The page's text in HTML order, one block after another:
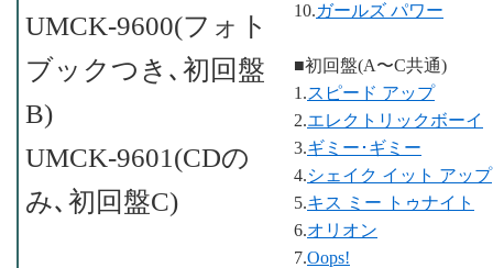
10.ガールズ パワー
■初回盤(A〜C共通)
1.スピード アップ
2.エレクトリックボーイ
3.ギミー･ギミー
4.シェイク イット アップ
5.キス ミー トゥナイト
6.オリオン
7.Oops!
UMCK-9600(フォト
ブックつき､初回盤
B)
UMCK-9601(CDの
み､初回盤C)